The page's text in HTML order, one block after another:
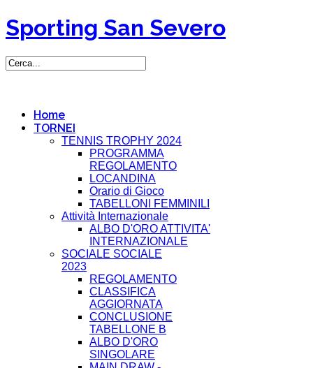
Sporting San Severo
Home
TORNEI
TENNIS TROPHY 2024
PROGRAMMA
REGOLAMENTO
LOCANDINA
Orario di Gioco
TABELLONI FEMMINILI
Attività Internazionale
ALBO D'ORO ATTIVITA'
INTERNAZIONALE
SOCIALE SOCIALE
2023
REGOLAMENTO
CLASSIFICA
AGGIORNATA
CONCLUSIONE
TABELLONE B
ALBO D'ORO
SINGOLARE